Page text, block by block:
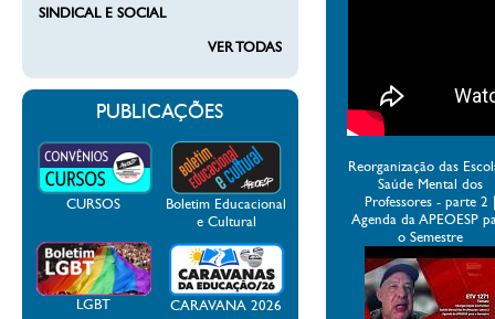
SINDICAL E SOCIAL
VER TODAS
PUBLICAÇÕES
CURSOS
Boletim Educacional
e Cultural
LGBT CARAVANA 2026
Reorganização das
Saúde Mental dos
Professores - parte 2
Agenda da APEOESP
o Semestre